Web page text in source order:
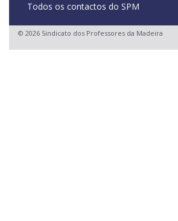
Todos os contactos do SPM
© 2026 Sindicato dos Professores da Madeira